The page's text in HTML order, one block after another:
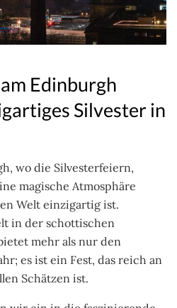
Edinburgh
Silvester in
wo die Silvesterfeiern,
magische Atmosphäre
Welt einzigartig ist.
in der schottischen
mehr als nur den
es ist ein Fest, das reich an
Schätzen ist.